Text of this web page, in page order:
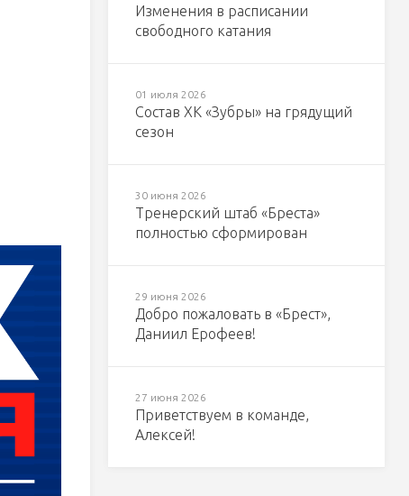
Изменения в расписании
свободного катания
01 июля 2026
Состав ХК «Зубры» на грядущий
сезон
30 июня 2026
Тренерский штаб «Бреста»
полностью сформирован
29 июня 2026
Добро пожаловать в «Брест»,
Даниил Ерофеев!
27 июня 2026
Приветствуем в команде,
Алексей!